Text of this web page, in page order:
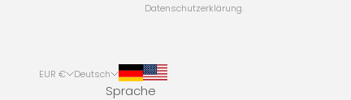
Datenschutzerklärung.
EUR €
Land
Deutsch
Sprache